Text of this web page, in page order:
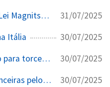
EUA impõem sanções da Lei Magnitsky a Alexandre de Moraes 31/07/2025
Itália 30/07/2025
Moraes faz gesto obsceno para torcedores em jogo do Corinthians contra Palmeiras pela Copa do Brasil, após ter sido sancionado pela Lei Magnitsky 30/07/2025
Aplicação de sanções financeiras pelo governo Trump a Alexandre de Moraes, em contexto de acusações de violações de direitos humanos relacionadas ao inquérito das fake news; reação inclui críticas de Malafaia e Figueiredo 30/07/2025